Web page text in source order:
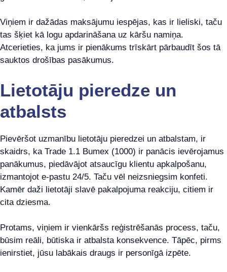
Viņiem ir dažādas maksājumu iespējas, kas ir lieliski, taču
tas šķiet kā logu apdarināšana uz kāršu namiņa.
Atcerieties, ka jums ir pienākums trīskārt pārbaudīt šos tā
sauktos drošības pasākumus.
Lietotāju pieredze un
atbalsts
Pievēršot uzmanību lietotāju pieredzei un atbalstam, ir
skaidrs, ka Trade 1.1 Bumex (1000) ir panācis ievērojamus
panākumus, piedāvājot atsaucīgu klientu apkalpošanu,
izmantojot e-pastu 24/5. Taču vēl neizsniegsim konfeti.
Kamēr daži lietotāji slavē pakalpojuma reakciju, citiem ir
cita dziesma.
Protams, viņiem ir vienkāršs reģistrēšanās process, taču,
būsim reāli, būtiska ir atbalsta konsekvence. Tāpēc, pirms
ienirstiet, jūsu labākais draugs ir personīgā izpēte.